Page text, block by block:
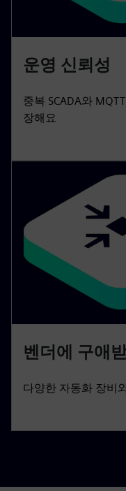
운영 신뢰성
중복 SCADA와
장해요
벤더에 구애
다양한 자동화 장비